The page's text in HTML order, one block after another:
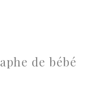
de bébé